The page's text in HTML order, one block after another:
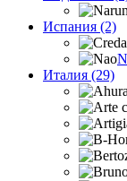
Испания (2)
Италия (29)